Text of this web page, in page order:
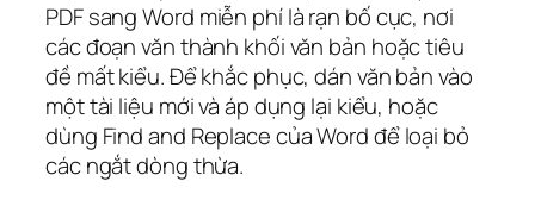
PDF sang Word miễn phí là rạn bố cục, nơi
các đoạn văn thành khối văn bản hoặc tiêu
đề mất kiểu. Để khắc phục, dán văn bản vào
một tài liệu mới và áp dụng lại kiểu, hoặc
dùng Find and Replace của Word để loại bỏ
các ngắt dòng thừa.